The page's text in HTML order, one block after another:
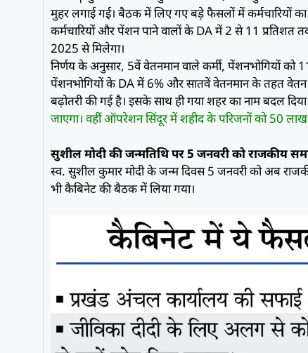
मुहर लगाई गई। बैठक में लिए गए बड़े फैसलों में कर्मचारियों का
कर्मचारियों और पेंशन पाने वालों के DA में 2 से 11 प्रतिशत
2025 से मिलेगा।
निर्णय के अनुसार, 5वें वेतनमान वाले कर्मी, पेंशनभोगियों को
पेंशनभोगियों के DA में 6% और सातवें वेतनमान के तहत वेतन
बढ़ोतरी की गई है। इसके साथ ही गया शहर का नाम बदल
जाएगा। वहीं ऑपरेशन सिंदूर में शहीद के परिजनों को 50 लाख
सुशील मोदी की जन्मतिथि पर 5 जनवरी को राजकीय
स्व. सुशील कुमार मोदी के जन्म दिवस 5 जनवरी को अब
भी कैबिनेट की बैठक में लिया गया।